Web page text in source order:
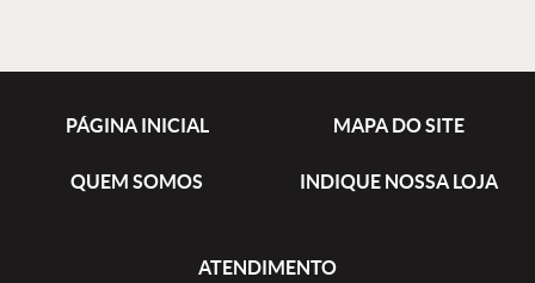
PÁGINA INICIAL MAPA DO SITE
QUEM SOMOS INDIQUE NOSSA LOJA
ATENDIMENTO